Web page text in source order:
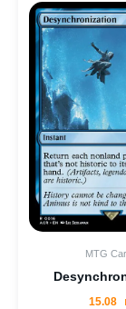
MTG
15.08